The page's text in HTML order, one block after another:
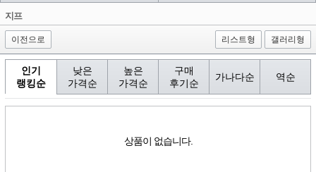
코샵
지프
이전으로 리스트형 갤러리형
인기
랭킹순
낮은
가격순
높은
가격순
구매
후기순
가나다순 역순
상품이 없습니다.